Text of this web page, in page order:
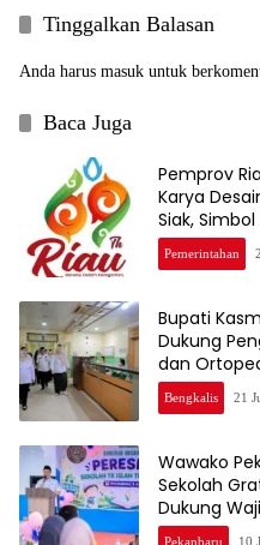
Tinggalkan Balasan
Anda harus masuk untuk
Baca Juga
Pemprov
Karya
Siak,
Melayu
Pemerintahan
Bupati
Dukung
dan
Bengkalis 21
Wawako
Sekolah
Dukung
Pekanbaru 10